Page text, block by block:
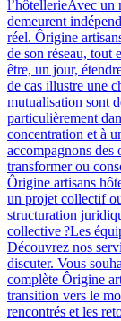
l’hôtellerieAvec un
demeurent
réel. Ôrigine
de son réseau, tout
être, un jour,
de cas illustre une
mutualisation sont
particulièrement
concentration et à
accompagnons des
transformer ou
Ôrigine artisans
un projet collectif
structuration
collective ?Les
Découvrez nos
discuter. Vous
complète Ôrigine
transition vers le
rencontrés et les